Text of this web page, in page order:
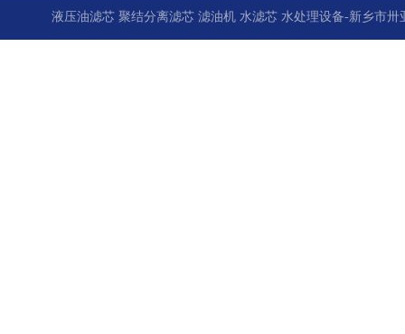
液压油滤芯 聚结分离滤芯 滤油机 水滤芯 水处理设备-新乡